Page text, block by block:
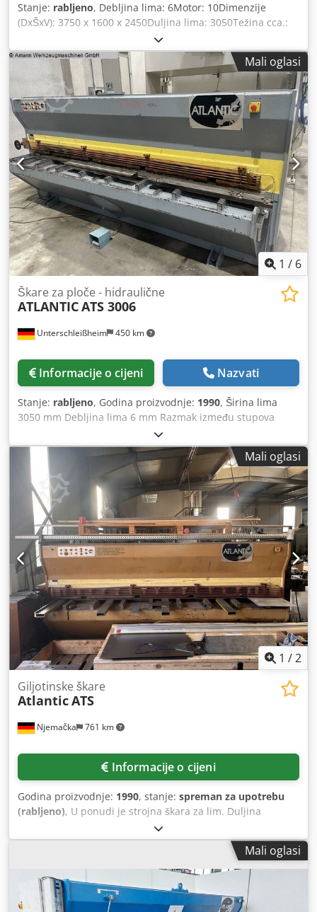
Stanje: rabljeno, Debljina lima: 6Motor: 10Dimenzije
(DxŠxV): 3750 x 1600 x 2450Duljina lima: 3050Težina cca.:
4800Opis:Škare za daske - hidraulične ATLANTIC ATS 3000
Polovan stroj Širina lima: 3050 mm Debljina lima: 6,0 mm
Debljina lima za nehrđajući čelik: 4,0 mm Kut rezanja: 0,5 -
3,0 ° Držač: 18 komada Broj udaraca: 9 / 14 udaraca/min
Djdpfxsu Uwyye Aaiekr Stražnja širina - podesiva: max 750
mm Kontrola: konv. Snaga motora: 10,0 kW Težina: 4800 kg
Dimenzije D-Š-V: 3750 x 1600 x 2450 mm dobro održavano
stanje () Oprema: - elektrohidraulične / klizno vođene škare
za lim - prednja upravljačka ploča, lijevo - jednostavna za
korištenje - s elektrohidrauličkim podešavanjem kuta
rezanja - s ručnim podešavanjem razmaka rezanja, sa
stražnje strane - elektromotorni stražnji kolosijek 10-750
mm - s analognim prikazom položaja + ručnim kotačićem
za fino podešavanje - 1x robusni bočni graničnik - 1x
slobodno pomični nožni prekidač - prednji prst/zaštita od
zadiranja - 2x tipke za zaustavljanje u nuždi sprijeda
Mali oglasi
1 / 6
Unterschleißheim 450 km
Škare za ploče - hidraulične
ATLANTICATS 3006
Informacije o cijeni Nazvati
Stanje: rabljeno, Godina proizvodnje: 1990, Širina lima
3050 mm Debljina lima 6 mm Razmak između stupova
3460 mm Visina stola 800 mm Tlak 220 bar Podešavanje
kuta rezanja 0,5x3 ° Prihvatnici 18 Dodpfx Aasynbc Usijkr
Stražnji graničnik - podesiv 750 mm Prednji graničnik -
podesiv 1000 mm Glavni motor 7,5 kW Kapacitet ulja 300 l
Ukupna potrebna snaga 7,5 kW Težina stroja cca 4,5 t
Prostorna potreba cca 3,7x2,0x1,8 m Ručna regulacija kuta
rezanja Ručna regulacija razmaka rezanja Kutni graničnik
Mali oglasi
1 /2
Njemačka 761 km
Giljotinske škare
AtlanticATS
Informacije o cijeni
Godina proizvodnje: 1990, stanje: spreman za upotrebu
(rabljeno), U ponudi je strojna škara za lim. Duljina
rezanja: 3000 mm, kapacitet rezanja čelika: 2 mm - 6 mm,
kapacitet rezanja nehrđajućeg čelika: 3 mm. Opremljena
stražnjim graničnikom, prednjim potpornim stolovima,
zaštitnom mrežom za prste. Razgledavanje moguće po
dogovoru. Dedpfx Aasy Tat Djiekr
Mali oglasi